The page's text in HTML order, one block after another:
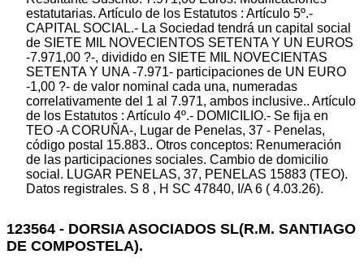
estatutarias. Artículo de los Estatutos : Artículo 5º.-
CAPITAL SOCIAL.- La Sociedad tendrá un capital social
de SIETE MIL NOVECIENTOS SETENTA Y UN EUROS
-7.971,00 ?-, dividido en SIETE MIL NOVECIENTAS
SETENTA Y UNA -7.971- participaciones de UN EURO
-1,00 ?- de valor nominal cada una, numeradas
correlativamente del 1 al 7.971, ambos inclusive.. Artículo
de los Estatutos : Artículo 4º.- DOMICILIO.- Se fija en
TEO -A CORUÑA-, Lugar de Penelas, 37 - Penelas,
código postal 15.883.. Otros conceptos: Renumeración
de las participaciones sociales. Cambio de domicilio
social. LUGAR PENELAS, 37, PENELAS 15883 (TEO).
Datos registrales. S 8 , H SC 47840, I/A 6 ( 4.03.26).
123564 - DORSIA ASOCIADOS SL(R.M. SANTIAGO
DE COMPOSTELA).